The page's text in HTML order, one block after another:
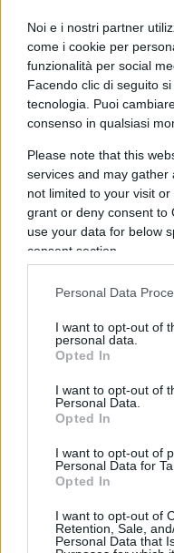
Noi e i nostri partner
come i cookie per
funzionalità per social
Facendo clic di seguito
tecnologia. Puoi
consenso in qualsiasi
Please note that this
services and may
not limited to your visit
grant or deny consent to
use your data for below
consent section.
Personal Data
I want to opt-out of
personal data.
Opted In
I want to opt-out of
Personal Data.
Opted In
I want to opt-out of
Personal Data for
Opted In
I want to opt-out of
Retention, Sale,
Personal Data that
La punta
Gli omicidi mirati
include: guerra
sabotaggi, violenza
Il 20 maggio, le
annunciatol’arresto
cittadinanza
picchiare
incendi, sia in
mese prima, il 18
l’accusa di
basi e infrastrutture
dieci sospetti agenti